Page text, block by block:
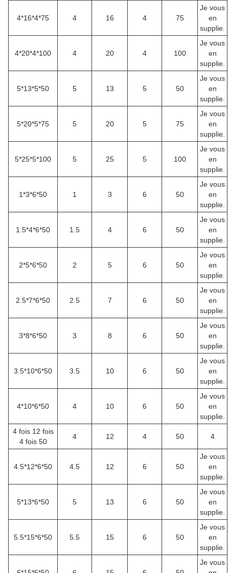
4*16*4*75 4 16 4 75
Je vous
en
supplie.
4*20*4*100 4 20 4 100
Je vous
en
supplie.
5*13*5*50 5 13 5 50
Je vous
en
supplie.
5*20*5*75 5 20 5 75
Je vous
en
supplie.
5*25*5*100 5 25 5 100
Je vous
en
supplie.
1*3*6*50 1 3 6 50
Je vous
en
supplie.
1.5*4*6*50 1.5 4 6 50
Je vous
en
supplie.
2*5*6*50 2 5 6 50
Je vous
en
supplie.
2.5*7*6*50 2.5 7 6 50
Je vous
en
supplie.
3*8*6*50 3 8 6 50
Je vous
en
supplie.
3.5*10*6*50 3.5 10 6 50
Je vous
en
supplie.
4*10*6*50 4 10 6 50
Je vous
en
supplie.
4 fois 12 fois
4 fois 50
4 12 4 50 4
4.5*12*6*50 4.5 12 6 50
Je vous
en
supplie.
5*13*6*50 5 13 6 50
Je vous
en
supplie.
5.5*15*6*50 5.5 15 6 50
Je vous
en
supplie.
Je vous